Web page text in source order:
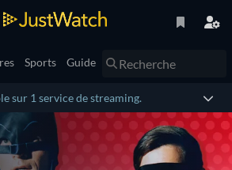
Sports Guide
sur 1 service de streaming.